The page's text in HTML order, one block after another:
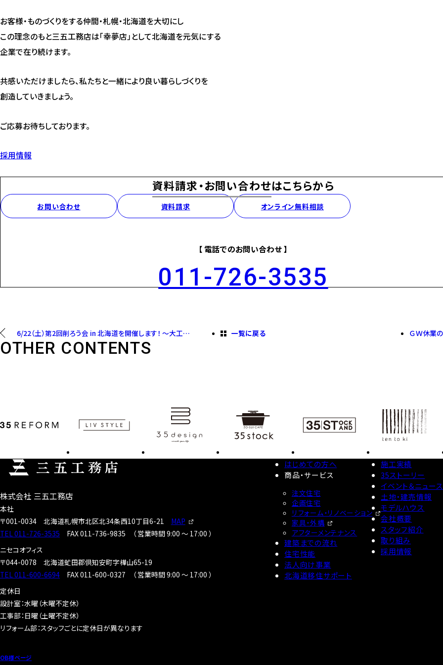
お客様・ものづくりをする仲間・札幌・北海道を大切にし
この理念のもと三五工務店は「幸夢店」として北海道を元気にする
企業で在り続けます。
共感いただけましたら、私たちと一緒により良い暮らしづくりを
創造していきましょう。
ご応募お待ちしております。
採用情報
資料請求・お問い合わせはこちらから
お問い合わせ 資料請求 オンライン無料相談
【 電話でのお問い合わせ 】
011-726-3535
一覧に戻る
6/22（土）第2回削ろう会 in 北海道を開催します！ 〜大工ネットワーク北海道 ＧＷ休業
OTHER CONTENTS
株式会社 三五工務店
本社
〒001-0034 北海道札幌市北区北34条西10丁目6-21
MAP
TEL 011-726-3535
FAX 011-736-9835 （営業時間 9:00 〜 17:00 ）
ニセコオフィス
〒044-0078 北海道虻田郡倶知安町字樺山65-19
TEL 011-600-6694
FAX 011-600-0327 （営業時間 9:00 〜 17:00 ）
定休日
設計室：水曜（木曜不定休）
工事部：日曜（土曜不定休）
リフォーム部：スタッフごとに定休日が異なります
OB様ページ
はじめての方へ
商品・サービス
注文住宅
企画住宅
リフォーム・リノベーション
家具・外構
アフターメンテナンス
建築までの流れ
住宅性能
法人向け事業
北海道移住サポート
施工実績
35ストーリー
イベント＆ニュース
土地・建売情報
モデルハウス
会社概要
スタッフ紹介
取り組み
採用情報